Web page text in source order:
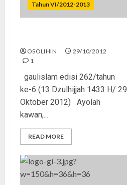
Tahun VI/2012-2013
OSOLIHIN
29/10/2012
1
gaulislam edisi 262/tahun
ke-6 (13 Dzulhijjah 1433 H/ 29
Oktober 2012) Ayolah
kawan,...
READ MORE